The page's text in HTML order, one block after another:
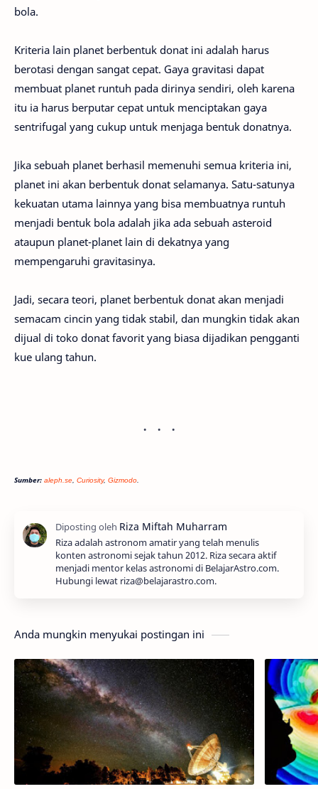
bola.
Kriteria lain planet berbentuk donat ini adalah harus
berotasi dengan sangat cepat. Gaya gravitasi dapat
membuat planet runtuh pada dirinya sendiri, oleh karena
itu ia harus berputar cepat untuk menciptakan gaya
sentrifugal yang cukup untuk menjaga bentuk donatnya.
Jika sebuah planet berhasil memenuhi semua kriteria ini,
planet ini akan berbentuk donat selamanya. Satu-satunya
kekuatan utama lainnya yang bisa membuatnya runtuh
menjadi bentuk bola adalah jika ada sebuah asteroid
ataupun planet-planet lain di dekatnya yang
mempengaruhi gravitasinya.
Jadi, secara teori, planet berbentuk donat akan menjadi
semacam cincin yang tidak stabil, dan mungkin tidak akan
dijual di toko donat favorit yang biasa dijadikan pengganti
kue ulang tahun.
Sumber: aleph.se, Curiosity, Gizmodo.
Riza adalah astronom amatir yang telah menulis
konten astronomi sejak tahun 2012. Riza secara aktif
menjadi mentor kelas astronomi di BelajarAstro.com.
Hubungi lewat riza@belajarastro.com.
Anda mungkin menyukai postingan ini